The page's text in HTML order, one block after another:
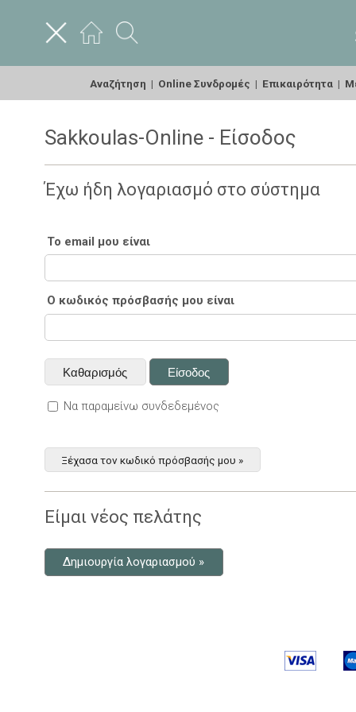
Αναζήτηση | Online Συνδρομές | Επικαιρότητα |
Sakkoulas-Online - Είσοδος
Έχω ήδη λογαριασμό στο σύστημα
Το email μου είναι
Ο κωδικός πρόσβασής μου είναι
Να παραμείνω συνδεδεμένος
Ξέχασα τον κωδικό πρόσβασής μου »
Είμαι νέος πελάτης
Δημιουργία λογαριασμού »